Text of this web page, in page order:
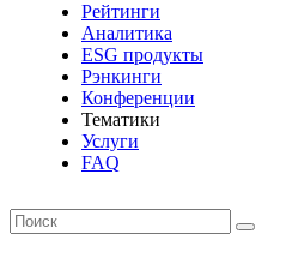
Рейтинги
Аналитика
ESG продукты
Рэнкинги
Конференции
Тематики
Услуги
FAQ